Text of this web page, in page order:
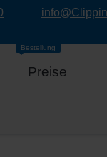
Preise
Bestellung